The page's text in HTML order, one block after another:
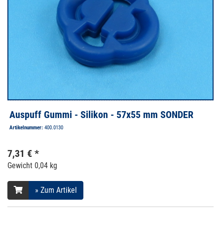
Auspuff Gummi - Silikon - 57x55 mm SONDER
Artikelnummer: 400.0130
7,31 € *
Gewicht 0,04 kg
» Zum Artikel